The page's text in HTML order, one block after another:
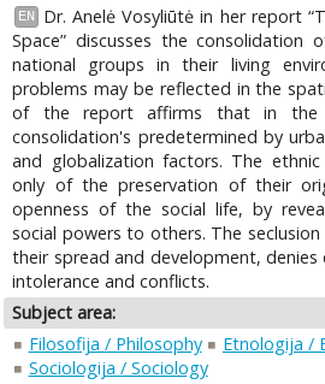
EN
Dr. Anelė Vosyliūtė in her report
Space” discusses the
national groups in their living
problems may be reflected in the
of the report affirms that in the
consolidation's predetermined by
and globalization factors. The
only of the preservation of their
openness of the social life, by
social powers to others. The
their spread and development, denies
intolerance and conflicts.
Subject area:
Filosofija / Philosophy
Etnologija /
Sociologija / Sociology